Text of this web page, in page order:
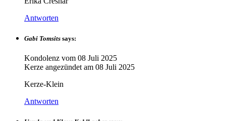
Antworten
Gabi Tomsits says:
Kondolenz vom 08 Juli 2025
Kerze angezündet am 08 Juli 2025
Kerze-Klein
Antworten